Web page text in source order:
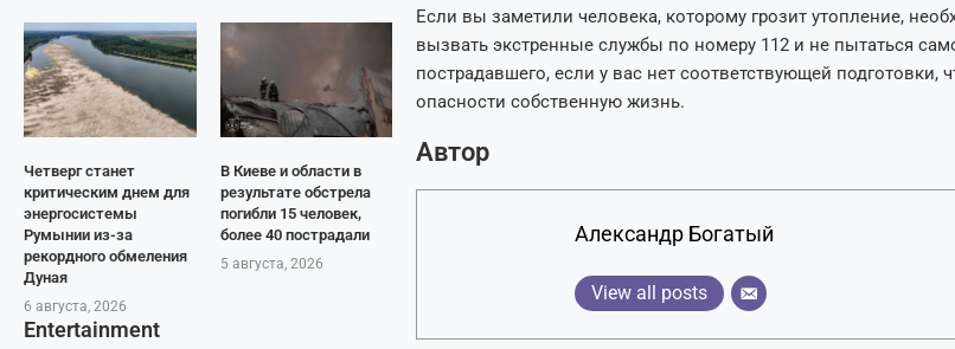
Четверг станет
критическим днем для
энергосистемы
Румынии из-за
рекордного обмеления
Дуная
6 августа, 2026
В Киеве и области в
результате обстрела
погибли 15 человек,
более 40 пострадали
5 августа, 2026
Entertainment
Если вы заметили человека, которому грозит утопление,
вызвать экстренные службы по номеру 112 и не пытаться
пострадавшего, если у вас нет соответствующей подготовки,
опасности собственную жизнь.
Автор
Александр Богатый
View all posts